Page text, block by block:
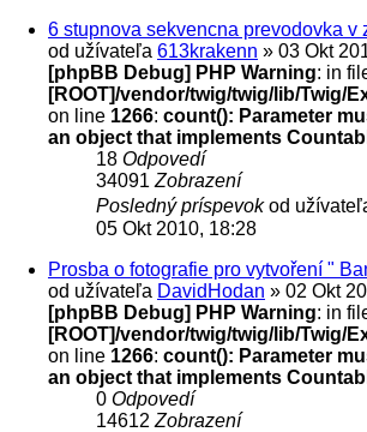
6 stupnova sekvencna prevodovka v
od užívateľa 613krakenn » 03 Okt
[phpBB Debug] PHP Warning: in
[ROOT]/vendor/twig/twig/lib/Twig/
on line 1266: count(): Parameter
an object that implements
18 Odpovedí
34091 Zobrazení
Posledný príspevokod
05 Okt 2010, 18:28
Prosba o fotografie pro vytvoření "
od užívateľa DavidHodan » 02 Okt
[phpBB Debug] PHP Warning: in
[ROOT]/vendor/twig/twig/lib/Twig/
on line 1266: count(): Parameter
an object that implements
0 Odpovedí
14612 Zobrazení